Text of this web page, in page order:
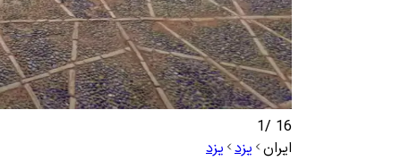
16
/
1
ایران یزد یزد